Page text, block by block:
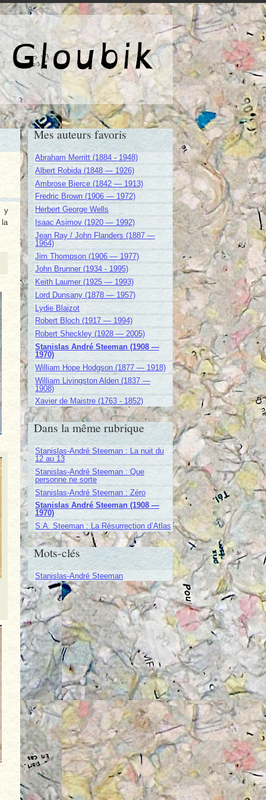
de Gloubik
y
la
Mes auteurs favoris
Abraham Merritt (1884 - 1948)
Albert Robida (1848 — 1926)
Ambrose Bierce (1842 — 1913)
Fredric Brown (1906 — 1972)
Herbert George Wells
Isaac Asimov (1920 — 1992)
Jean Ray / John Flanders (1887 —
1964)
Jim Thompson (1906 — 1977)
John Brunner (1934 - 1995)
Keith Laumer (1925 — 1993)
Lord Dunsany (1878 — 1957)
Lydie Blaizot
Robert Bloch (1917 — 1994)
Robert Sheckley (1928 — 2005)
Stanislas André Steeman (1908 —
1970)
William Hope Hodgson (1877 — 1918)
William Livingston Alden (1837 —
1908)
Xavier de Maistre (1763 - 1852)
Dans la même rubrique
Stanislas-André Steeman : La nuit du
12 au 13
Stanislas-André Steeman : Que
personne ne sorte
Stanislas-André Steeman : Zéro
Stanislas André Steeman (1908 —
1970)
S.A. Steeman : La Résurrection d’Atlas
Mots-clés
Stanislas-André Steeman